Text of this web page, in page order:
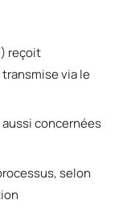
reçoit
via le
aussi concernées
selon